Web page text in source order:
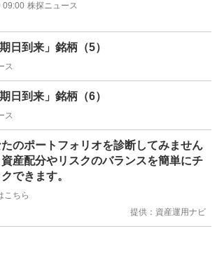
09:00 株探ニュース
日到来」銘柄（5）
ス
日到来」銘柄（6）
ス
のポートフォリオを診断してみません
産配分やリスクのバランスを簡単にチ
できます。
こちら
提供：資産運用ナビ